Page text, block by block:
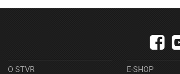
O STVR
E-SHOP